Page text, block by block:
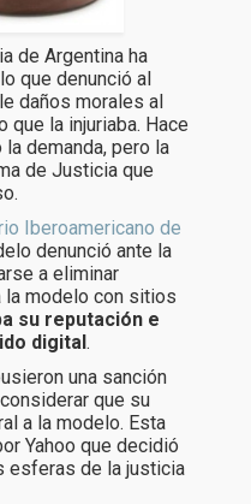
de Argentina ha
que denunció al
daños morales al
que la injuriaba. Hace
demanda, pero la
de Justicia que
Iberoamericano de
denunció ante la
a eliminar
la modelo con sitios
su reputación e
digital.
una sanción
que su
a la modelo. Esta
Yahoo que decidió
esferas de la justicia